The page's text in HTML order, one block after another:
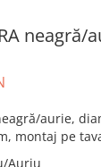
aurie,
montaj pe
Auriu